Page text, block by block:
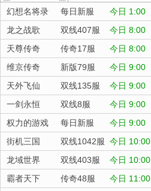
幻想名将录 每日新服
今日 1:00
龙之战歌
双线407服
今日 8:00
天尊传奇
传奇17服
今日 8:00
维京传奇
新版79服
今日 9:00
天外飞仙
双线135服
今日 9:00
一剑永恒
双线8服
今日 9:00
权力的游戏
每日新服
今日 9:00
街机三国
双线1042服 今日 10:00
龙域世界
双线403服
今日 10:00
霸者天下
传奇48服
今日 11:00